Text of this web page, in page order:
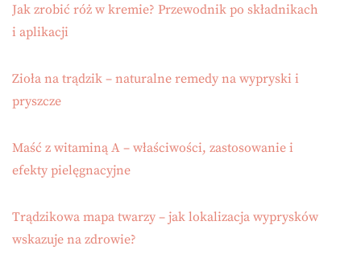
Jak zrobić róż w kremie? Przewodnik po składnikach
i aplikacji
Zioła na trądzik – naturalne remedy na wypryski i
pryszcze
Maść z witaminą A – właściwości, zastosowanie i
efekty pielęgnacyjne
Trądzikowa mapa twarzy – jak lokalizacja wyprysków
wskazuje na zdrowie?